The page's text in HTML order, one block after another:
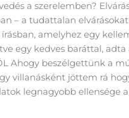
a szerelemben?
– a tudattalan elvárásokat
amelyhez egy
egy kedves baráttal,
Ahogy beszélgettünk a
villanásként jöttem rá
legnagyobb ellensége a